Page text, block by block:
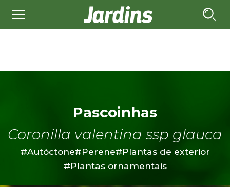
Pascoinhas
Coronilla valentina ssp glauca
#Autóctone#Perene#Plantas de exterior
#Plantas ornamentais